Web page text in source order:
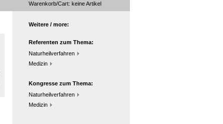
Warenkorb/Cart: keineArtikel
Weitere / more:
Referenten zum Thema:
Naturheilverfahren
Medizin
Kongresse zum Thema:
Naturheilverfahren
Medizin